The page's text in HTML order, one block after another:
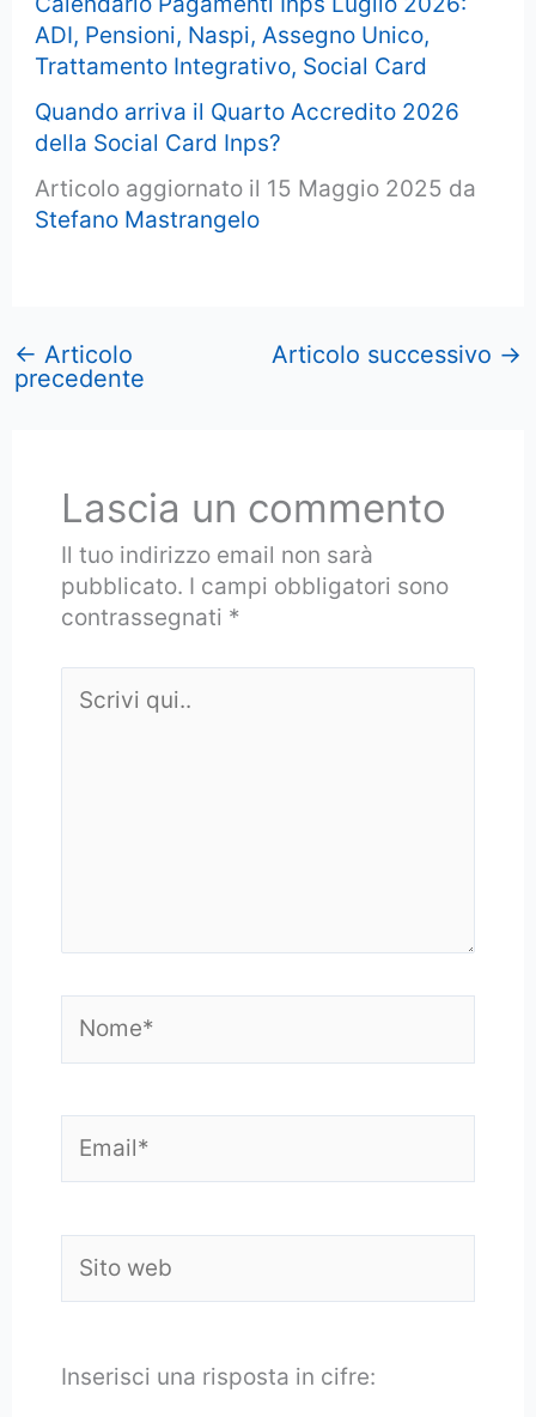
ADI, Pensioni, Naspi, Assegno Unico,
Trattamento Integrativo, Social Card
Quando arriva il Quarto Accredito 2026
della Social Card Inps?
Articolo aggiornato il 15 Maggio 2025 da
Stefano Mastrangelo
← Articolo
precedente
Articolo successivo →
Lascia un commento
Il tuo indirizzo email non sarà
pubblicato. I campi obbligatori sono
contrassegnati *
qui..
web
Inserisci una risposta in cifre: